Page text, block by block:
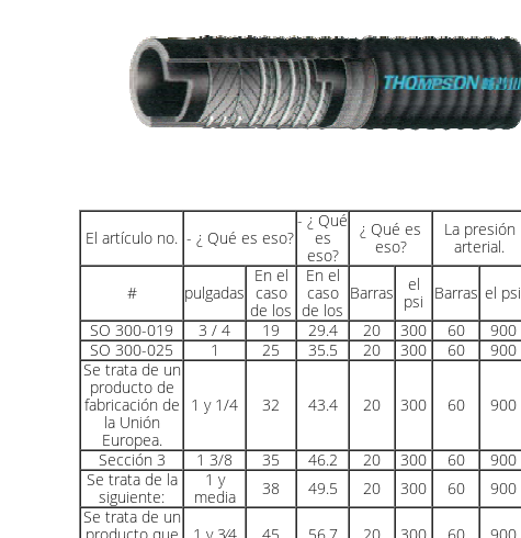
El artículo no. - ¿ Qué es eso?
- ¿ Qué
es
eso?
¿ Qué es
eso?
La presión
arterial.
# pulgadas
En el
caso
de los
En el
caso
de los
Barras
el
psi
Barras el psi
SO 300-019
3 / 4 19 29.4 20 300 60 900
SO 300-025
1 25 35.5 20 300 60 900
Se trata de un
producto de
fabricación de
la Unión
Europea.
1 y 1/4 32 43.4 20 300 60 900
Sección 3 1 3/8 35 46.2 20 300 60 900
Se trata de la
siguiente:
1 y
media
38 49.5 20 300 60 900
Se trata de un